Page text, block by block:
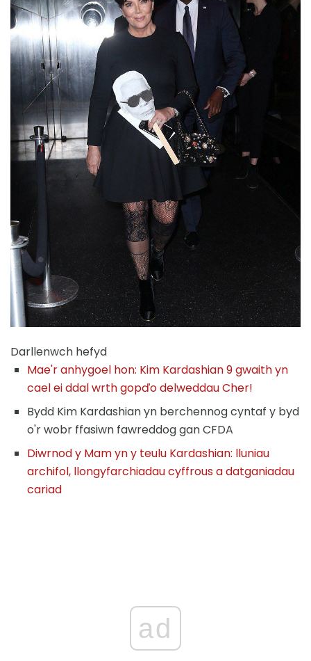
Darllenwch hefyd
Mae'r anhygoel hon: Kim Kardashian 9 gwaith yn
cael ei ddal wrth gopďo delweddau Cher!
Bydd Kim Kardashian yn berchennog cyntaf y byd
o'r wobr ffasiwn fawreddog gan CFDA
Diwrnod y Mam yn y teulu Kardashian: lluniau
archifol, llongyfarchiadau cyffrous a datganiadau
cariad
ad